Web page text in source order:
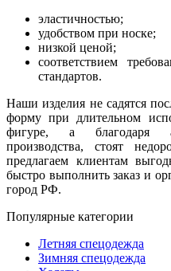
эластичностью;
удобством при носке;
низкой ценой;
соответствием
стандартов.
Наши изделия не садятся
форму при длительном
фигуре, а благодаря
производства, стоят
предлагаем клиентам
быстро выполнить заказ и
город РФ.
Популярные категории
Летняя спецодежда
Зимняя спецодежда